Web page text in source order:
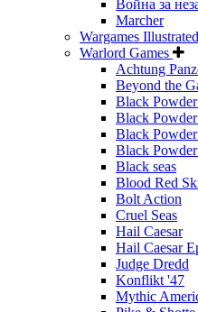
Война за
Marcher
Wargames Illustrated
Warlord Games
Achtung
Beyond the
Black
Black
Black
Black
Black seas
Blood Red
Bolt Action
Cruel Seas
Hail Caesar
Hail Caesar
Judge Dredd
Konflikt '47
Mythic